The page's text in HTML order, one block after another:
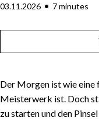
03.11.2026 7minutes
Der Morgen ist wie eine
Meisterwerk ist. Doch
zu starten und den